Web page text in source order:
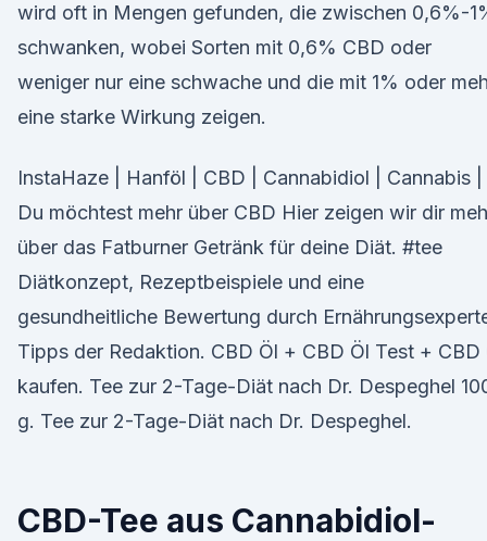
wird oft in Mengen gefunden, die zwischen 0,6%-
schwanken, wobei Sorten mit 0,6% CBD oder
weniger nur eine schwache und die mit 1% oder
eine starke Wirkung zeigen.
InstaHaze | Hanföl | CBD | Cannabidiol | Cannabis |
Du möchtest mehr über CBD Hier zeigen wir dir
über das Fatburner Getränk für deine Diät. #tee
Diätkonzept, Rezeptbeispiele und eine
gesundheitliche Bewertung durch
Tipps der Redaktion. CBD Öl + CBD Öl Test + CBD
kaufen. Tee zur 2-Tage-Diät nach Dr. Despeghel
g. Tee zur 2-Tage-Diät nach Dr. Despeghel.
CBD-Tee aus Cannabidiol-